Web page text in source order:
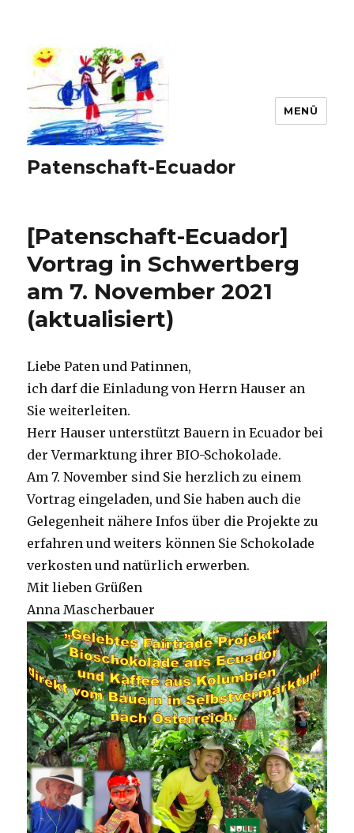
Patenschaft-Ecuador
MENÜ
[Patenschaft-Ecuador]
Vortrag in Schwertberg
am 7. November 2021
(aktualisiert)
Liebe Paten und Patinnen,
ich darf die Einladung von Herrn Hauser an
Sie weiterleiten.
Herr Hauser unterstützt Bauern in Ecuador bei
der Vermarktung ihrer BIO-Schokolade.
Am 7. November sind Sie herzlich zu einem
Vortrag eingeladen, und Sie haben auch die
Gelegenheit nähere Infos über die Projekte zu
erfahren und weiters können Sie Schokolade
verkosten und natürlich erwerben.
Mit lieben Grüßen
Anna Mascherbauer